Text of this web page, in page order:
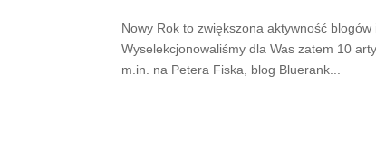
Nowy Rok to zwiększona aktywność
Wyselekcjonowaliśmy dla Was zatem 10
m.in. na Petera Fiska, blog Bluerank...